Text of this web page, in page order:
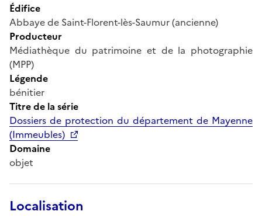
Édifice
Abbaye de Saint-Florent-lès-Saumur (ancienne)
Producteur
Médiathèque du patrimoine et de la photographie
(MPP)
Légende
bénitier
Titre de la série
Dossiers de protection du département de Mayenne
(Immeubles)
Domaine
objet
Localisation